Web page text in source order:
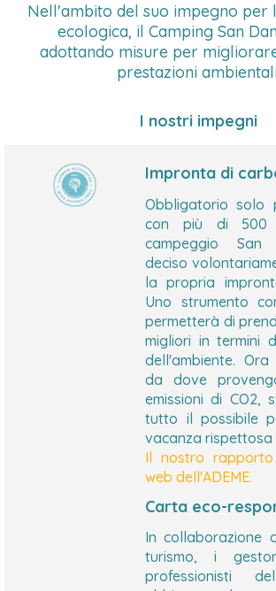
Nell'ambito del suo impegno per
ecologica, il Camping San
adottando misure per
prestazioni
I nostri impegni
Impronta di
Obbligatorio solo
con più di 500
campeggio
deciso
la propria
Uno strumento
permetterà di
migliori in termini
dell'ambiente.
da dove
emissioni di CO2,
tutto il possibile
vacanza rispettosa
Il nostro
web dell'ADEME.
Carta eco-
In collaborazione
turismo, i
professionisti